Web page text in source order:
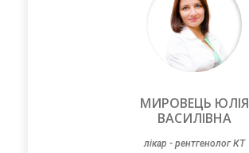
МИРОВЕЦЬ ЮЛІЯ
ВАСИЛІВНА
лікар - рентгенолог КТ